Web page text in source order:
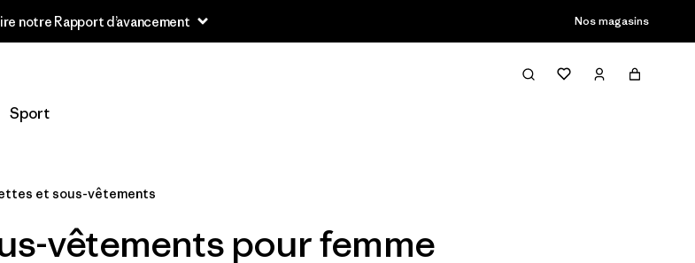
notre Rapport d’avancement Nos magasins
Sport
Filter & Sort
et sous-vêtements
vêtements pour femme